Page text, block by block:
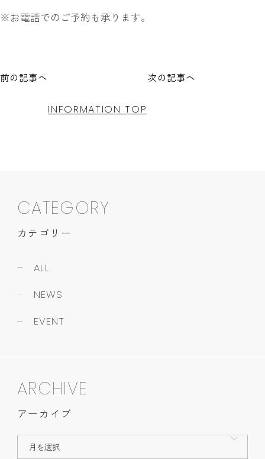
※お電話でのご予約も承ります。
前の記事へ
INFORMATION TOP
次の記事へ
CATEGORY
カテゴリー
ALL
NEWS
EVENT
ARCHIVE
アーカイブ